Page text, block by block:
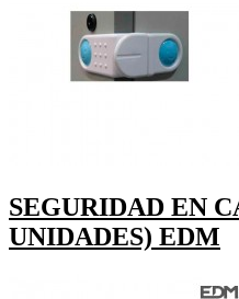
SEGURIDAD EN
UNIDADES) EDM